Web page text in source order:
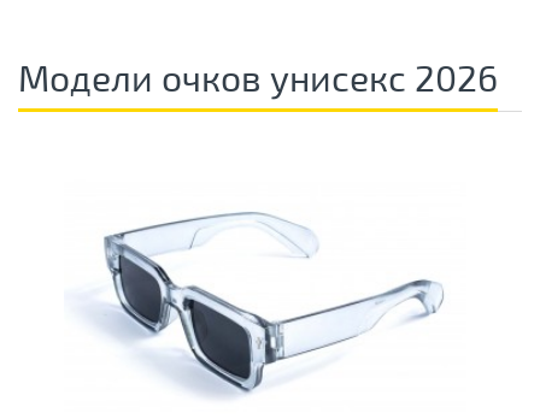
Модели очков унисекс 2026